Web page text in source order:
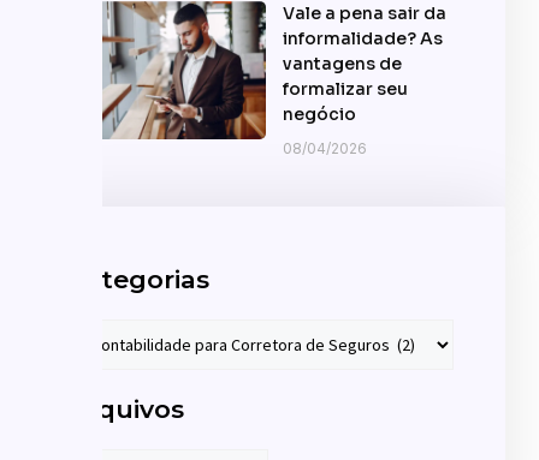
Vale a pena sair da
informalidade? As
vantagens de
formalizar seu
negócio
08/04/2026
Categorias
Arquivos